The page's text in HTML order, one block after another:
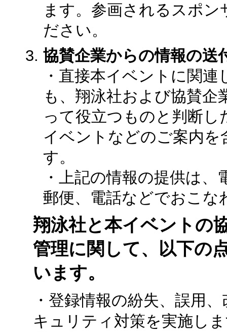
ます。参画されるスポ
ださい。
協賛企業からの情報の送
・直接本イベントに関
も、翔泳社および協賛
って役立つものと判断し
イベントなどのご案内
す。
・上記の情報の提供は
郵便、電話などでおこな
翔泳社と本イベントの
管理に関して、以下の
います。
・登録情報の紛失、誤用
キュリティ対策を実施し